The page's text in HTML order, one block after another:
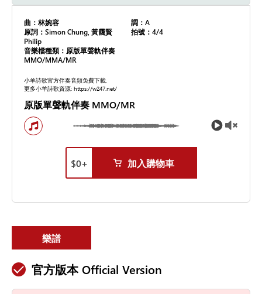
曲：林婉容
原詞：Simon Chung, 黃靄賢
Philip
音樂檔種類：原版單聲軌伴奏
MMO/MMA/MR
調：A
拍號：4/4
小羊詩歌官方伴奏音頻免費下載.
更多小羊詩歌資源: https://w247.net/
原版單聲軌伴奏 MMO/MR
$0+ 加入購物車
樂譜
官方版本 Official Version